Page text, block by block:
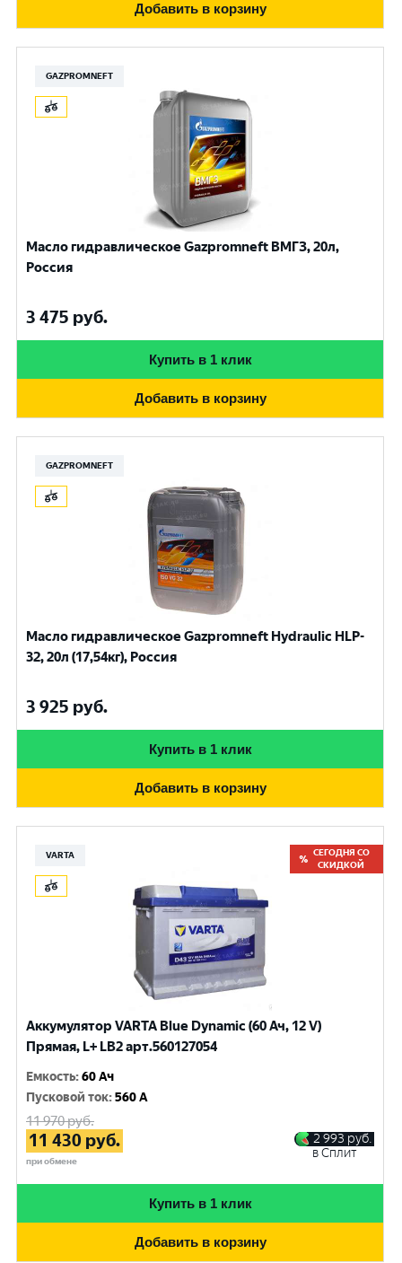
Добавить в корзину
GAZPROMNEFT
Масло гидравлическое Gazpromneft ВМГЗ, 20л,
Россия
3 475 руб.
Купить в 1 клик
Добавить в корзину
GAZPROMNEFT
Масло гидравлическое Gazpromneft Hydraulic HLP-
32, 20л (17,54кг), Россия
3 925 руб.
Купить в 1 клик
Добавить в корзину
VARTA
СЕГОДНЯ СО
СКИДКОЙ
Аккумулятор VARTA Blue Dynamic (60 Ач, 12 V)
Прямая, L+ LB2 арт.560127054
Емкость:60 Ач
Пусковой ток:560 A
11 970руб.
11 430 руб.
при обмене
2 993 руб.
в Сплит
Купить в 1 клик
Добавить в корзину